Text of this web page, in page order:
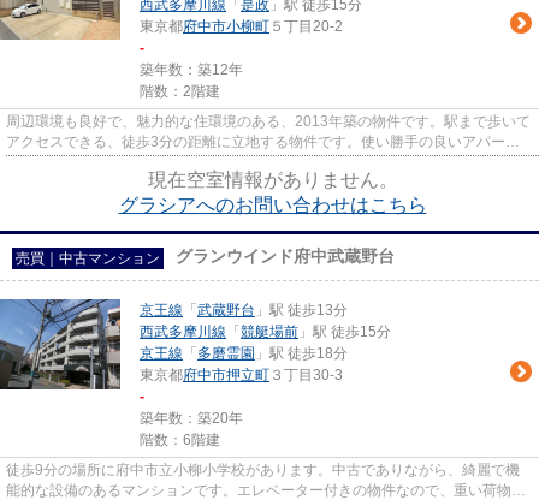
西武多摩川線 「 是政 」駅 徒歩15分
東京都府中市小柳町 ５丁目20-2
-
築年数：築12年
階数：2階建
周辺環境も良好で、魅力的な住環境のある、2013年築の物件です。駅まで歩いて
アクセスできる、徒歩3分の距離に立地する物件です。使い勝手の良いアパート
現在空室情報がありません。
グラシアへのお問い合わせはこちら
売買｜中古マンション グランウインド府中武蔵野台
京王線 「 武蔵野台 」駅 徒歩13分
西武多摩川線 「 競艇場前 」駅 徒歩15分
京王線 「 多磨霊園 」駅 徒歩18分
東京都府中市押立町 ３丁目30-3
-
築年数：築20年
階数：6階建
徒歩9分の場所に府中市立小柳小学校があります。中古でありながら、綺麗で機
能的な設備のあるマンションです。エレベーター付きの物件なので、重い荷物を